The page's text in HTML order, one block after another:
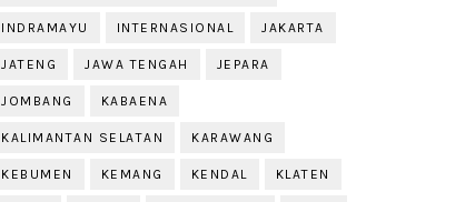
INDRAMAYU INTERNASIONAL JAKARTA
JATENG JAWA TENGAH JEPARA
JOMBANG KABAENA
KALIMANTAN SELATAN KARAWANG
KEBUMEN KEMANG KENDAL KLATEN